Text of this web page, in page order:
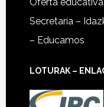
Secretaría –
– Educamos
LOTURAK –